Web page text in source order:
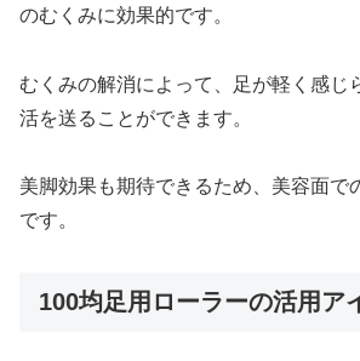
のむくみに効果的です。
むくみの解消によって、足が軽く感じ
活を送ることができます。
美脚効果も期待できるため、美容面で
です。
100均足用ローラーの活用ア